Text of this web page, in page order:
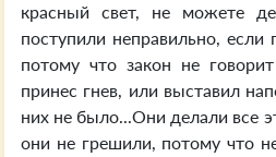
красный свет, не можете
поступили неправильно,
потому что закон не
принес гнев, или выставил
них не было...Они делали все
они не грешили, потому что